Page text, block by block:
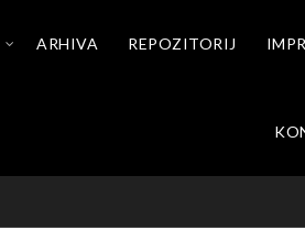
ARHIVA REPOZITORIJ